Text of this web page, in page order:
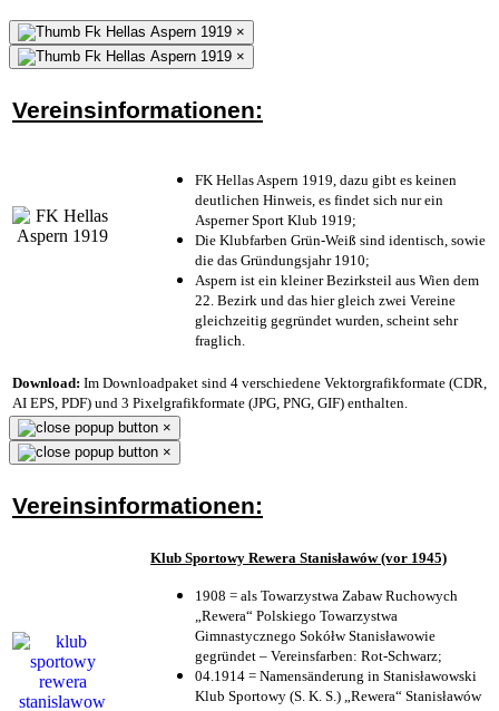
×
×
Vereinsinformationen:
FK Hellas Aspern 1919, dazu gibt es keinen
deutlichen Hinweis, es findet sich nur ein
Asperner Sport Klub 1919;
Die Klubfarben Grün-Weiß sind identisch, sowie
die das Gründungsjahr 1910;
Aspern ist ein kleiner Bezirksteil aus Wien dem
22. Bezirk und das hier gleich zwei Vereine
gleichzeitig gegründet wurden, scheint sehr
fraglich.
Download: Im Downloadpaket sind 4 verschiedene Vektorgrafikformate (CDR,
AI EPS, PDF) und 3 Pixelgrafikformate (JPG, PNG, GIF) enthalten.
×
×
Vereinsinformationen:
Klub Sportowy Rewera Stanisławów (vor 1945)
1908 = als Towarzystwa Zabaw Ruchowych
„Rewera“ Polskiego Towarzystwa
Gimnastycznego Sokółw Stanisławowie
gegründet – Vereinsfarben: Rot-Schwarz;
04.1914 = Namensänderung in Stanisławowski
Klub Sportowy (S. K. S.) „Rewera“ Stanisławów